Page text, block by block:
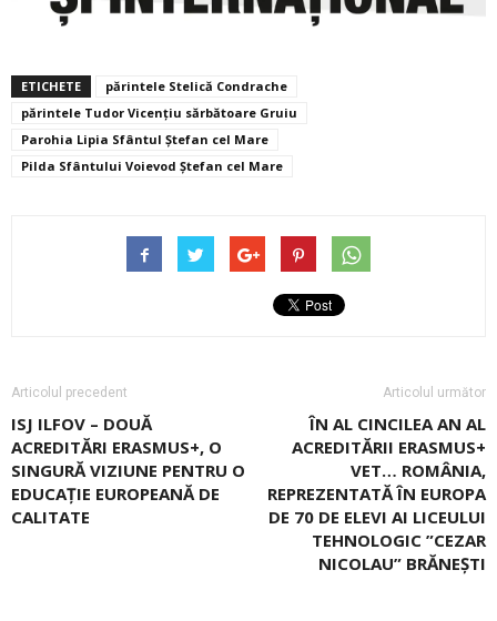
ETICHETE
părintele Stelică Condrache
părintele Tudor Vicențiu sărbătoare Gruiu
Parohia Lipia Sfântul Ștefan cel Mare
Pilda Sfântului Voievod Ștefan cel Mare
Articolul precedent
ISJ ILFOV – DOUĂ
ACREDITĂRI ERASMUS+, O
SINGURĂ VIZIUNE PENTRU O
EDUCAŢIE EUROPEANĂ DE
CALITATE
Articolul următor
ÎN AL CINCILEA AN AL
ACREDITĂRII ERASMUS+
VET… ROMÂNIA,
REPREZENTATĂ ÎN EUROPA
DE 70 DE ELEVI AI LICEULUI
TEHNOLOGIC ”CEZAR
NICOLAU” BRĂNEȘTI